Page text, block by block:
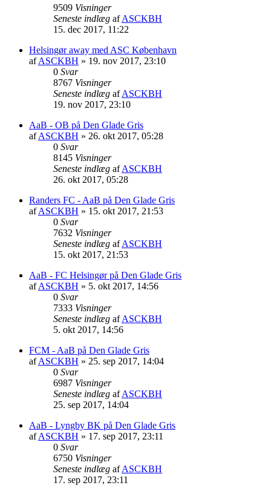
9509 Visninger
Seneste indlæg afASCKBH
15. dec 2017, 11:22
Helsingør away med ASC København
afASCKBH » 19. nov 2017, 23:10
0 Svar
8767 Visninger
Seneste indlæg afASCKBH
19. nov 2017, 23:10
AaB - OB på Den Glade Gris
afASCKBH » 26. okt 2017, 05:28
0 Svar
8145 Visninger
Seneste indlæg afASCKBH
26. okt 2017, 05:28
Randers FC - AaB på Den Glade Gris
afASCKBH » 15. okt 2017, 21:53
0 Svar
7632 Visninger
Seneste indlæg afASCKBH
15. okt 2017, 21:53
AaB - FC Helsingør på Den Glade Gris
afASCKBH » 5. okt 2017, 14:56
0 Svar
7333 Visninger
Seneste indlæg afASCKBH
5. okt 2017, 14:56
FCM - AaB på Den Glade Gris
afASCKBH » 25. sep 2017, 14:04
0 Svar
6987 Visninger
Seneste indlæg afASCKBH
25. sep 2017, 14:04
AaB - Lyngby BK på Den Glade Gris
afASCKBH » 17. sep 2017, 23:11
0 Svar
6750 Visninger
Seneste indlæg afASCKBH
17. sep 2017, 23:11